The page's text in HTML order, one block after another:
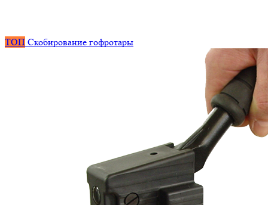
ТОП Скобирование гофротары